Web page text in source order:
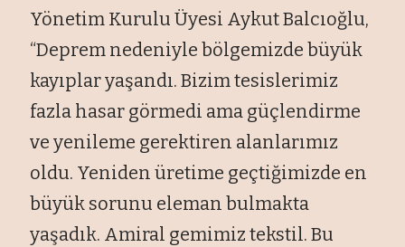
Yönetim Kurulu Üyesi Aykut Balcıoğlu,
“Deprem nedeniyle bölgemizde büyük
kayıplar yaşandı. Bizim tesislerimiz
fazla hasar görmedi ama güçlendirme
ve yenileme gerektiren alanlarımız
oldu. Yeniden üretime geçtiğimizde en
büyük sorunu eleman bulmakta
yaşadık. Amiral gemimiz tekstil. Bu